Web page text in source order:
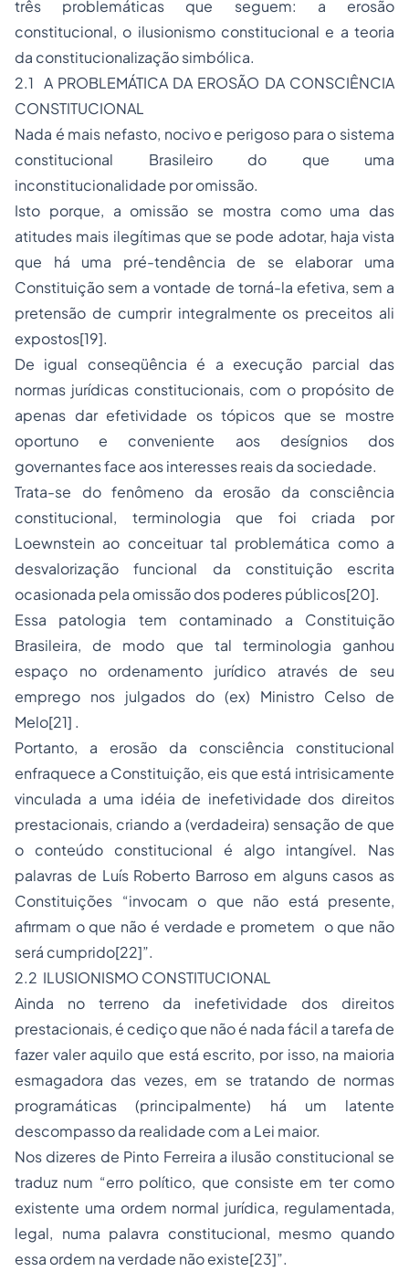
três problemáticas que seguem: a erosão
constitucional, o ilusionismo constitucional e a teoria
da constitucionalização simbólica.
2.1 A PROBLEMÁTICA DA EROSÃO DA CONSCIÊNCIA
CONSTITUCIONAL
Nada é mais nefasto, nocivo e perigoso para o sistema
constitucional Brasileiro do que uma
inconstitucionalidade por omissão.
Isto porque, a omissão se mostra como uma das
atitudes mais ilegítimas que se pode adotar, haja vista
que há uma pré-tendência de se elaborar uma
Constituição sem avontade de torná-la efetiva, sem a
pretensão de cumprir integralmente os preceitos ali
expostos[19].
De igual conseqüência é a execução parcial das
normas jurídicas constitucionais, com o propósito de
apenas dar efetividade os tópicos que se mostre
oportuno e conveniente aos desígnios dos
governantes face aos interesses reais da sociedade.
Trata-se do fenômeno da erosão da consciência
constitucional, terminologia que foi criada por
Loewnstein ao conceituar tal problemática como a
desvalorização funcional da constituição escrita
ocasionada pela omissão dos poderes públicos[20].
Essa patologia tem contaminado a Constituição
Brasileira, de modo que tal terminologia ganhou
espaço no ordenamento jurídico através de seu
emprego nos julgados do (ex) Ministro Celso de
Melo[21] .
Portanto, a erosão da consciência constitucional
enfraquece a Constituição, eis que está intrisicamente
vinculada a uma idéia de inefetividade dos direitos
prestacionais, criando a (verdadeira) sensação de que
o conteúdo constitucional é algo intangível. Nas
palavras de Luís Roberto Barroso em alguns casos as
Constituições “invocam o que não está presente,
afirmam o que não é verdade e prometem o que não
será cumprido[22]”.
2.2 ILUSIONISMO CONSTITUCIONAL
Ainda no terreno da inefetividade dos direitos
prestacionais, é cediço que não é nada fácil a tarefa de
fazer valer aquilo que está escrito, por isso, na maioria
esmagadora das vezes, em se tratando de normas
programáticas (principalmente) há um latente
descompasso da realidade com a Lei maior.
Nos dizeres de Pinto Ferreira a ilusão constitucional se
traduz num “erro político, que consiste em ter como
existente uma ordem normal jurídica, regulamentada,
legal, numa palavra constitucional, mesmo quando
essa ordem na verdade não existe[23]”.